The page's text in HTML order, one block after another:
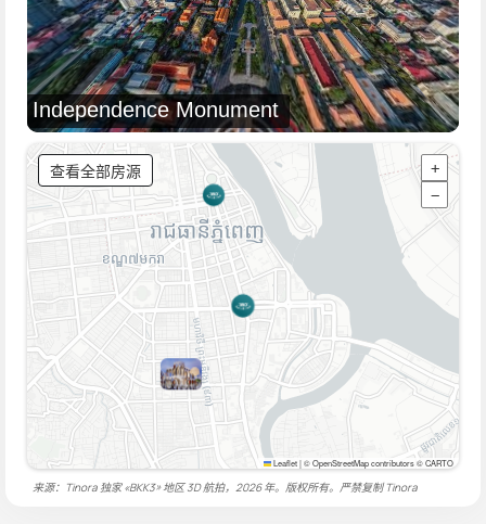
Independence Monument
查看全部房源
+
−
Leaflet|© OpenStreetMap contributors © CARTO
来源：Tinora 独家 «BKK3» 地区 3D 航拍，2026 年。版权所有。严禁复制Tinora